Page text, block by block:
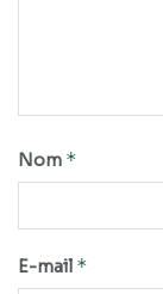
Nom *
E-mail *